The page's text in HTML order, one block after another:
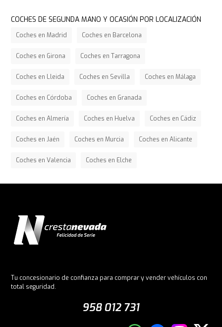
COCHES DE SEGUNDA MANO Y OCASIÓN POR LOCALIZACIÓN
Coches en Madrid Coches en Barcelona
Coches en Girona Coches en Tarragona
Coches en Lleida Coches en Sevilla Coches en Málaga
Coches en Córdoba Coches en Granada
Coches en Almería Coches en Huelva Coches en Cádiz
Coches en Jaén Coches en Murcia Coches en Alicante
Coches en Valencia Coches en Elche
Tu concesionario de confianza para comprar y vender vehículos con
total seguridad.
958 012 731